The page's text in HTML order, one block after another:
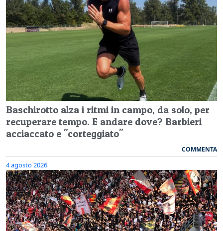
Baschirotto alza i ritmi in campo, da solo, per
recuperare tempo. E andare dove? Barbieri
acciaccato e "corteggiato"
COMMENTA
4 agosto 2026